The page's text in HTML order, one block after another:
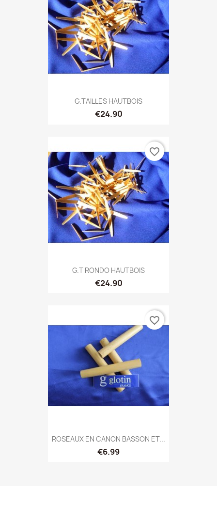
G.TAILLES HAUTBOIS
€24.90
G.T RONDO HAUTBOIS
€24.90
favorite_border
ROSEAUX EN CANON BASSON ET...
€6.99
favorite_border